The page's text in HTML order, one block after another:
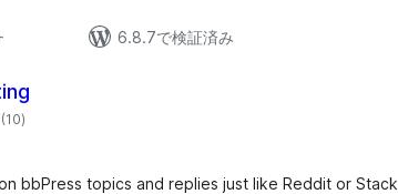
6.8.7で検証済み
(10個
の)
bbPress topics and replies just like Reddit or Stack